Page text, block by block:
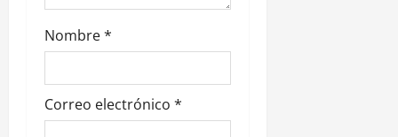
a
s
Nombre*
Correo electrónico *